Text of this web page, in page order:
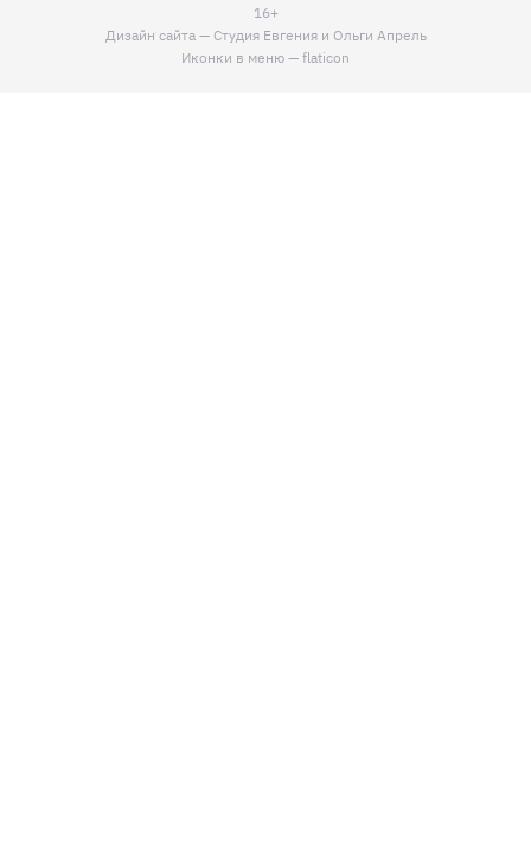
16+
Дизайн сайта — Студия Евгения и Ольги Апрель
Иконки в меню — flaticon